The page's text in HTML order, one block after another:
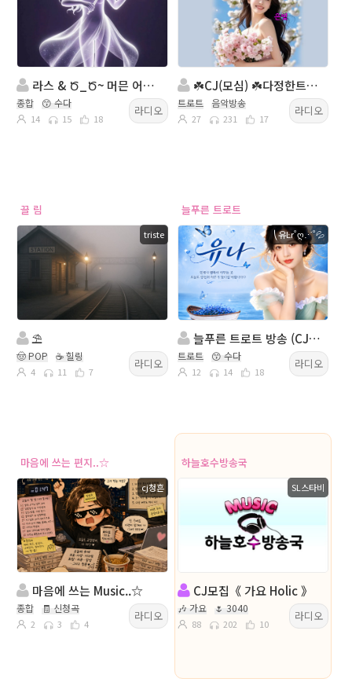
라스 & Ծ_Ծ~ 머믄 어때~!!! 방송
종합 😙 수다
14 15 18
라디오
☘️CJ(모심) ☘️다정한트로트☘️진행: 은 빛☘️담:햇살☘️
트로트 음악방송
27 231 17
라디오
끌 림
triste
⛱
🤠 POP ☕ 힐링
4 11 7
라디오
늘푸른 트로트
⎝유Ŀr˚ღ⋰˚💦
늘푸른 트로트 방송 (CJ구함)💖진행◈:⎝유Ŀr˚ღ⋰˚ 담:동인
트로트 😙 수다
12 14 18
라디오
마음에 쓰는 편지..☆
cj청흔
마음에 쓰는 Music..☆
종합 🧾 신청곡
2 3 4
라디오
하늘호수방송국
SL스타비
CJ모집《 가요 Holic 》
🎶 가요 🌷 3040
88 202 10
라디오